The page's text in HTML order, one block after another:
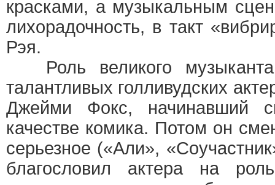
красками, а музыкальным
лихорадочность, в такт
Рэя.
Роль великого
талантливых голливудских
Джейми Фокс, начинавший
качестве комика. Потом он
серьезное («Али»,
благословил актера на